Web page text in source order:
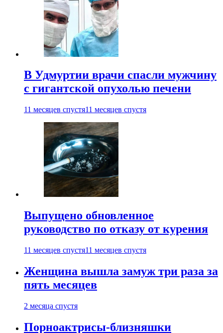
В Удмуртии врачи спасли мужчину
с гигантской опухолью печени
11 месяцев спустя11 месяцев спустя
Выпущено обновленное
руководство по отказу от курения
11 месяцев спустя11 месяцев спустя
Женщина вышла замуж три раза за
пять месяцев
2 месяца спустя
Порноактрисы-близняшки